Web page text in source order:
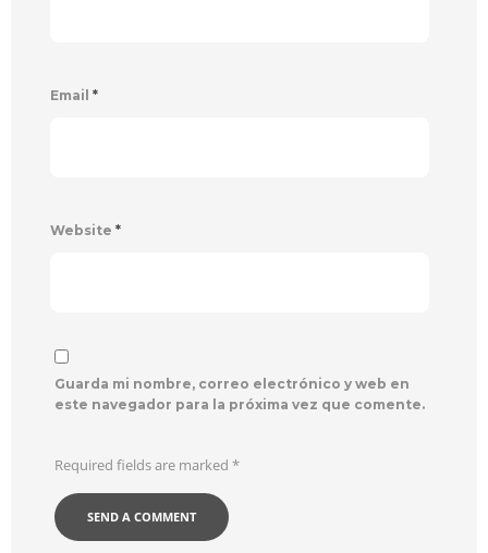
Email *
Website *
Guarda mi nombre, correo electrónico y web en
este navegador para la próxima vez que comente.
Required fields are marked *